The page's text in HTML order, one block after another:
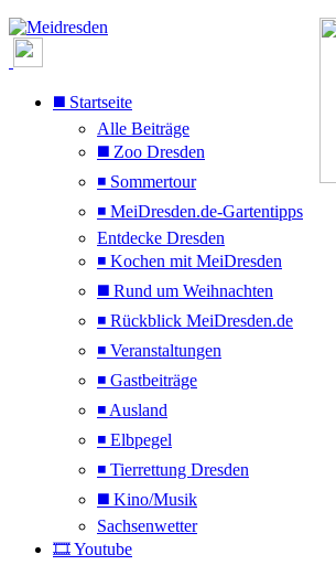
◼️ Startseite
Alle Beiträge
◼️ Zoo Dresden
◾ Sommertour
◾ MeiDresden.de-Gartentipps
Entdecke Dresden
◾ Kochen mit MeiDresden
◼️ Rund um Weihnachten
◾ Rückblick MeiDresden.de
◾ Veranstaltungen
◾ Gastbeiträge
◾ Ausland
◾ Elbpegel
◾ Tierrettung Dresden
◼️ Kino/Musik
Sachsenwetter
🎞️ Youtube